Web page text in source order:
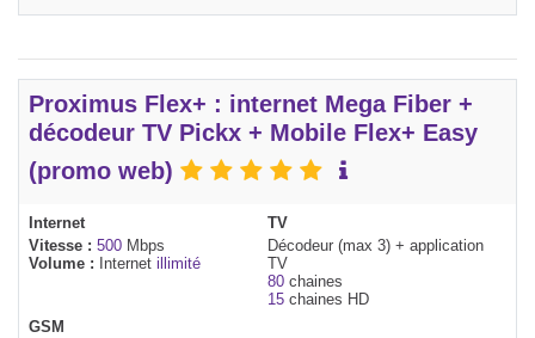
Proximus Flex+ : internet Mega Fiber +
décodeur TV Pickx + Mobile Flex+ Easy
(promo web)
Internet
Vitesse : 500 Mbps
Volume :
Internet illimité
TV
Décodeur (max 3) + application
TV
80 chaines
15 chaines HD
GSM